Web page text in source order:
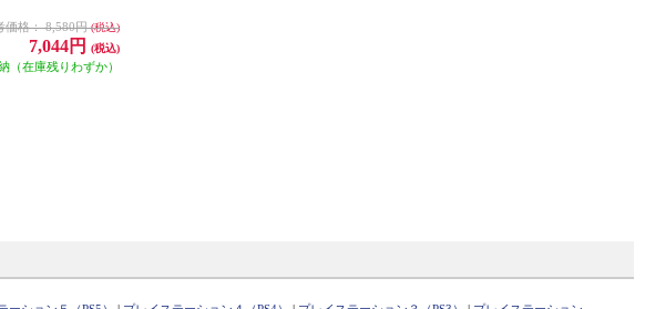
価格： 8,580円(税込)
7,044円 (税込)
（在庫残りわずか）